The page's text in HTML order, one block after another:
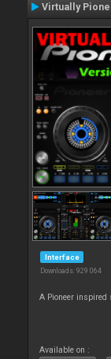
Virtually
Interface
Downloads: 929 064
A Pioneer
Available on :